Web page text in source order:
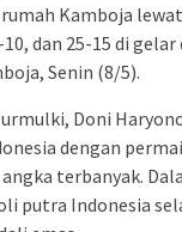
Kamboja
dan 25-15 di
Senin (8/5).
Doni
dengan
terbanyak.
putra Indonesia